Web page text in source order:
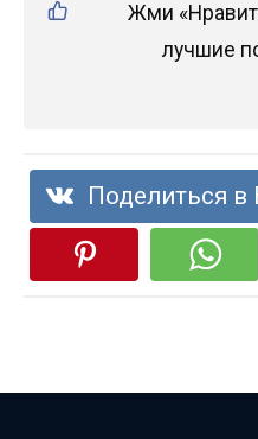
Жми
лучшие
Поделиться в